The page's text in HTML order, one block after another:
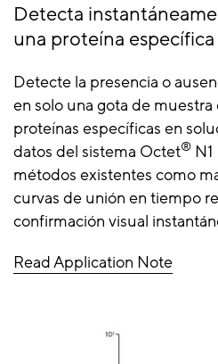
Detecta
una proteína específica
Detecte la presencia o
en solo una gota de
proteínas específicas en
datos del sistema Octet®
métodos existentes como
curvas de unión en tiempo
confirmación visual
Read Application Note